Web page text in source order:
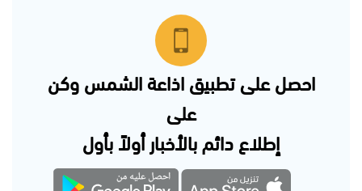
احصل على تطبيق اذاعة الشمس وكن
على
إطلاع دائم بالأخبار أولاً بأول